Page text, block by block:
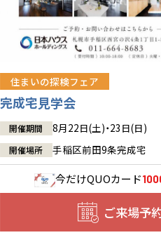
住まいの探検フェア
完成宅見学会
開催期間 8月22日(土)・23日(日)
開催場所 手稲区前田9条完成宅
今だけQUOカード
ご来場予